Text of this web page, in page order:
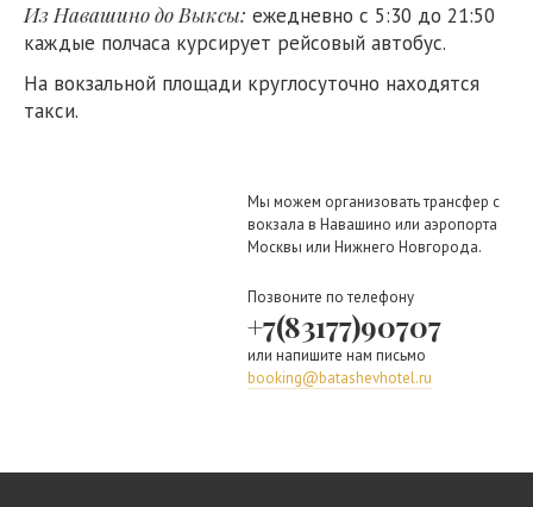
Из Навашино до Выксы: ежедневно с 5:30 до 21:50
каждые полчаса курсирует рейсовый автобус.
На вокзальной площади круглосуточно находятся
такси.
Мы можем организовать трансфер с
вокзала в Навашино или аэропорта
Москвы или Нижнего Новгорода.
Позвоните по телефону
+7(83177)90707
или напишите нам письмо
booking@batashevhotel.ru